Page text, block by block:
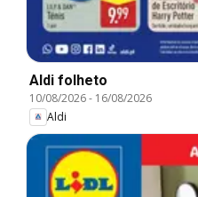
Aldi folheto
10/08/2026- 16/08/2026
Aldi